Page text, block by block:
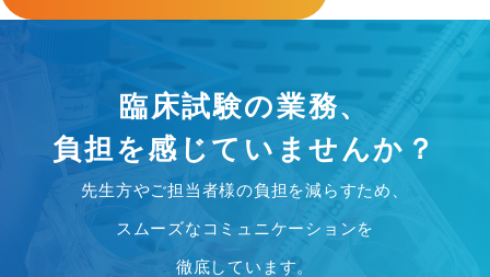
臨床試験の業務、
負担を感じていませんか？
先生方やご担当者様の負担を減らすため、
スムーズなコミュニケーションを
徹底しています。